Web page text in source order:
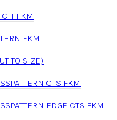
FKM
FKM
TO SIZE)
CTS FKM
EDGE CTS FKM